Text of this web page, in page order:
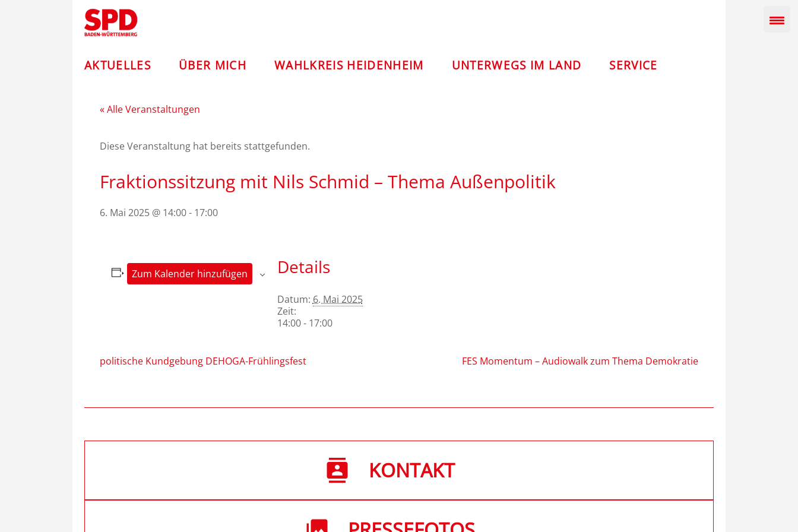
Andreas
AKTUELLES ÜBER MICH WAHLKREIS HEIDENHEIM UNTERWEGS IM LAND SERVICE
« Alle Veranstaltungen
Diese Veranstaltung hat bereits stattgefunden.
Fraktionssitzung mit Nils Schmid – Thema Außenpolitik
6. Mai 2025 @ 14:00- 17:00
Zum Kalender hinzufügen Details
Datum: 6. Mai 2025
Zeit:
14:00 - 17:00
politische Kundgebung DEHOGA-Frühlingsfest FES Momentum – Audiowalk zum Thema Demokratie
KONTAKT